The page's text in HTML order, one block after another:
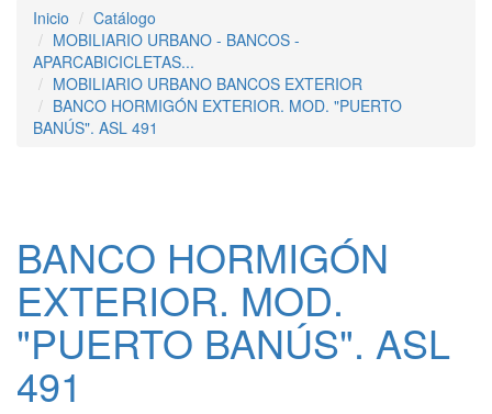
Inicio
Catálogo
MOBILIARIO URBANO - BANCOS -
APARCABICICLETAS...
MOBILIARIO URBANO BANCOS EXTERIOR
BANCO HORMIGÓN EXTERIOR. MOD. "PUERTO
BANÚS". ASL 491
BANCO HORMIGÓN
EXTERIOR. MOD.
"PUERTO BANÚS". ASL
491